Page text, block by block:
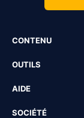
CONTENU
OUTILS
AIDE
SOCIÉTÉ